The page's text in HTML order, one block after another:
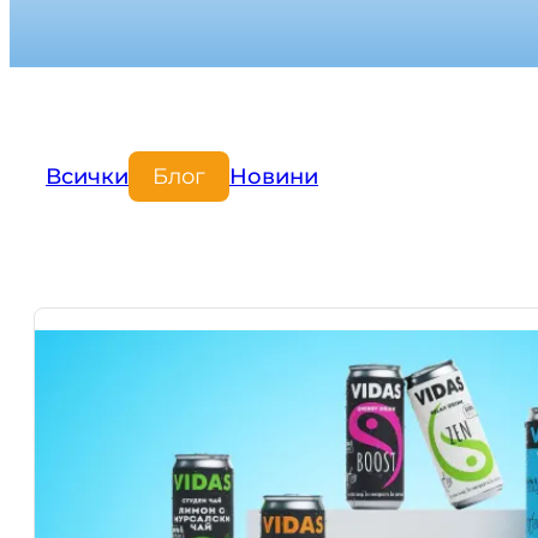
Всички Блог Новини